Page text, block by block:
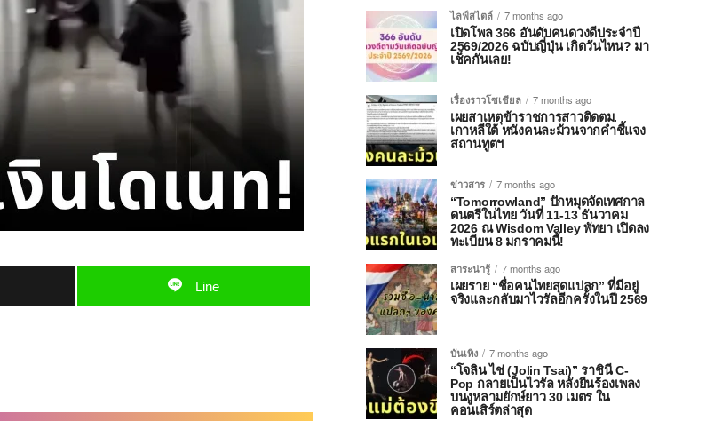
Line
ไลฟ์สไตล์
7 months ago
เปิดโพล 366 อันดับคนดวงดีประจำปี
2569/2026 ฉบับญี่ปุ่น เกิดวันไหน? มา
เช็คกันเลย!
เรื่องราวโซเชียล
7 months ago
เผยสาเหตุข้าราชการสาวติดตม.
เกาหลีใต้ หนังคนละม้วนจากคำชี้แจง
สถานทูตฯ
ข่าวสาร
7 months ago
“Tomorrowland” ปักหมุดจัดเทศกาล
ดนตรีในไทย วันที่ 11-13 ธันวาคม
2026 ณ Wisdom Valley พัทยา เปิดลง
ทะเบียน 8 มกราคมนี้!
สาระน่ารู้
7 months ago
เผยราย “ชื่อคนไทยสุดแปลก” ที่มีอยู่
จริงและกลับมาไวรัลอีกครั้งในปี 2569
บันเทิง
7 months ago
“โจลิน ไช่ (Jolin Tsai)” ราชินี C-
Pop กลายเป็นไวรัล หลังยืนร้องเพลง
บนงูหลามยักษ์ยาว 30 เมตร ใน
คอนเสิร์ตล่าสุด